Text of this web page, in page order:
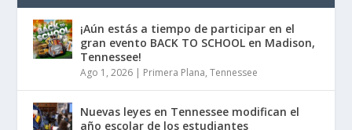
¡Aún estás a tiempo de participar en el
gran evento BACK TO SCHOOL en Madison,
Tennessee!
Ago 1, 2026 | Primera Plana,Tennessee
Nuevas leyes en Tennessee modifican el
año escolar de los estudiantes